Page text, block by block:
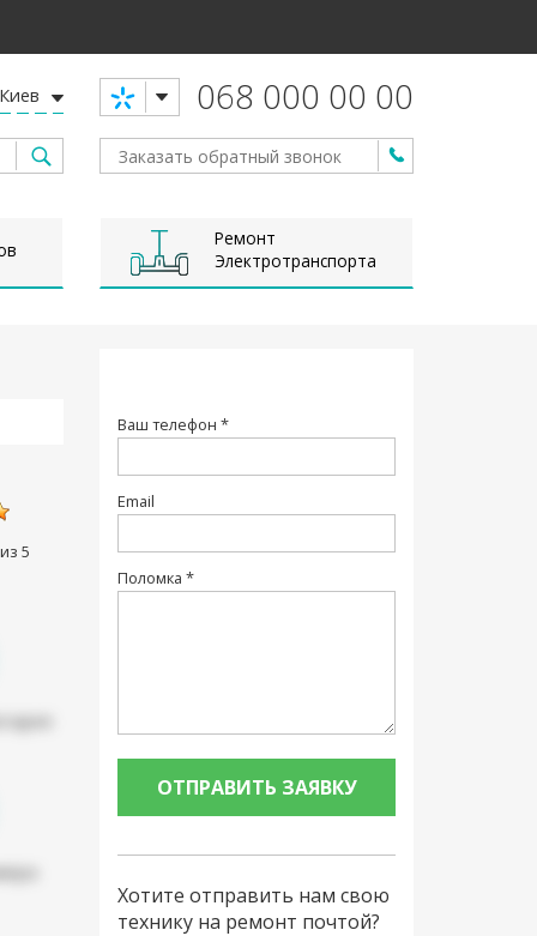
068 000 00 00
Киев
Ремонт
Электротранспорта
5
Ваш телефон *
Email
Поломка *
Хотите отправить нам свою
технику на ремонт почтой?